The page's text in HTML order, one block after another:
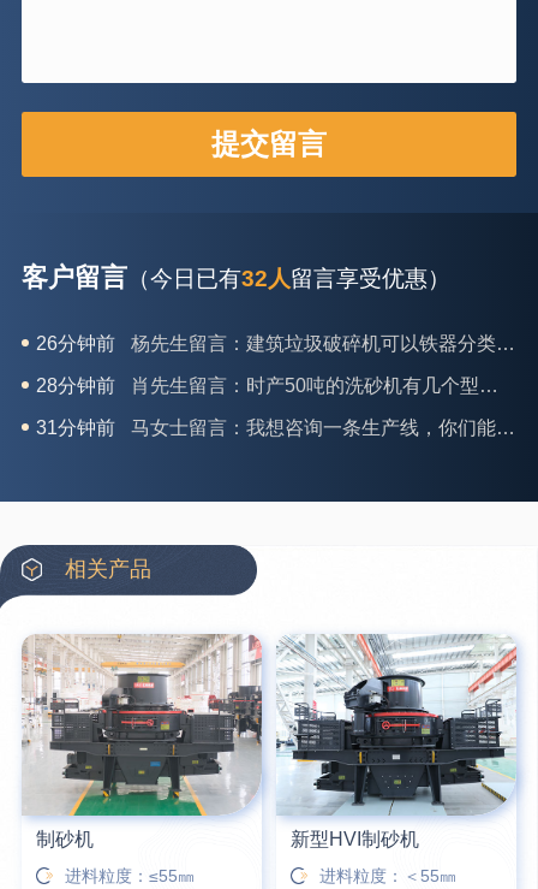
客户留言 （今日已有32人留言享受优惠）
26分钟前 杨先生留言：建筑垃圾破碎机可以铁器分类吗？
28分钟前 肖先生留言：时产50吨的洗砂机有几个型号？
31分钟前 马女士留言：我想咨询一条生产线，你们能做吗？
42分钟前 蒋先生留言：硬岩颚式破碎机带不带电机？
3分钟前 王先生留言：水泥厂熟料能破碎吗？推荐用什么机器？
6分钟前 姚女士留言：这款破碎机一小时产能多大？是用电的还是燃油的？
12分钟前 宋先生留言：50吨左右的制砂机大概什么价位？
16分钟前 柳先生留言：洗石英砂全套设备有哪些？
相关产品
制砂机
进料粒度：≤55㎜
新型HVI制砂机
进料粒度：＜55㎜